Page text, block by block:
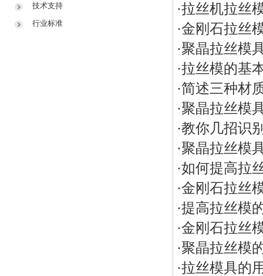
技术支持
行业标准
·拉丝机拉丝
·金刚石拉丝
·聚晶拉丝模
·拉丝模的基
·简述三种材
·聚晶拉丝模
·教你几招识
·聚晶拉丝模
·如何提高拉
·金刚石拉丝
·提高拉丝模
·金刚石拉丝
·聚晶拉丝模
·拉丝模具的